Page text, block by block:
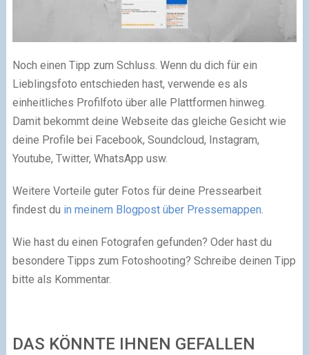
Noch einen Tipp zum Schluss. Wenn du dich für ein
Lieblingsfoto entschieden hast, verwende es als
einheitliches Profilfoto über alle Plattformen hinweg.
Damit bekommt deine Webseite das gleiche Gesicht wie
deine Profile bei Facebook, Soundcloud, Instagram,
Youtube, Twitter, WhatsApp usw.
Weitere Vorteile guter Fotos für deine Pressearbeit
findest du in meinem Blogpost über Pressemappen.
Wie hast du einen Fotografen gefunden? Oder hast du
besondere Tipps zum Fotoshooting? Schreibe deinen Tipp
bitte als Kommentar.
DAS KÖNNTE IHNEN GEFALLEN